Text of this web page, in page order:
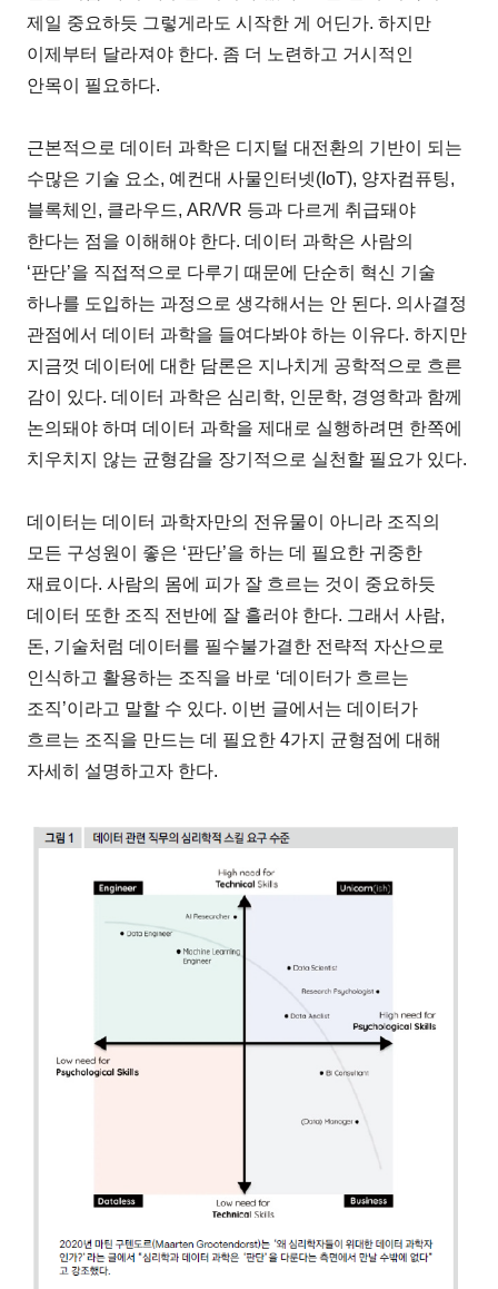
제일 중요하듯 그렇게라도 시작한 게 어딘가. 하지만
이제부터 달라져야 한다. 좀 더 노련하고 거시적인
안목이 필요하다.
근본적으로 데이터 과학은 디지털 대전환의 기반이 되는
수많은 기술 요소, 예컨대 사물인터넷(IoT), 양자컴퓨팅,
블록체인, 클라우드, AR/VR 등과 다르게 취급돼야
한다는 점을 이해해야 한다. 데이터 과학은 사람의
‘판단’을 직접적으로 다루기 때문에 단순히 혁신 기술
하나를 도입하는 과정으로 생각해서는 안 된다. 의사결정
관점에서 데이터 과학을 들여다봐야 하는 이유다. 하지만
지금껏 데이터에 대한 담론은 지나치게 공학적으로 흐른
감이 있다. 데이터 과학은 심리학, 인문학, 경영학과 함께
논의돼야 하며 데이터 과학을 제대로 실행하려면 한쪽에
치우치지 않는 균형감을 장기적으로 실천할 필요가 있다.
데이터는 데이터 과학자만의 전유물이 아니라 조직의
모든 구성원이 좋은 ‘판단’을 하는 데 필요한 귀중한
재료이다. 사람의 몸에 피가 잘 흐르는 것이 중요하듯
데이터 또한 조직 전반에 잘 흘러야 한다. 그래서 사람,
돈, 기술처럼 데이터를 필수불가결한 전략적 자산으로
인식하고 활용하는 조직을 바로 ‘데이터가 흐르는
조직’이라고 말할 수 있다. 이번 글에서는 데이터가
흐르는 조직을 만드는 데 필요한 4가지 균형점에 대해
자세히 설명하고자 한다.